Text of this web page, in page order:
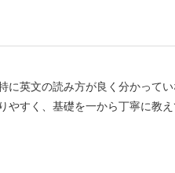
す。塾を選ぶにあたりいろいろ
こが一番コストパフォーマンス
かかると思いますので、大成功
に英文の読み方が良く分かって
すく、基礎を一から丁寧に教